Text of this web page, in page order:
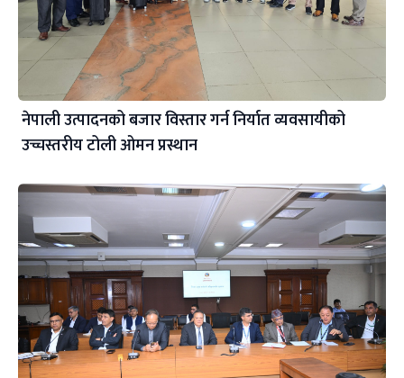
नेपाली उत्पादनको बजार विस्तार गर्न निर्यात व्यवसायीको
उच्चस्तरीय टोली ओमन प्रस्थान